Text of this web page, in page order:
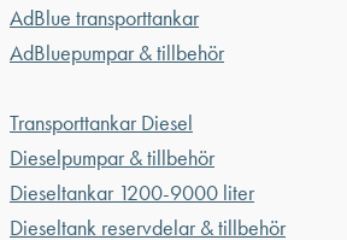
AdBlue transporttankar
AdBluepumpar & tillbehör
Transporttankar Diesel
Dieselpumpar & tillbehör
Dieseltankar 1200-9000 liter
Dieseltank reservdelar & tillbehör